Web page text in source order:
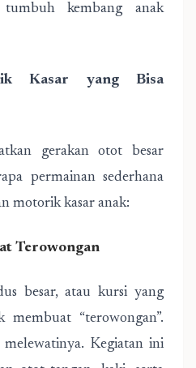
kembang anak
Kasar yang Bisa
gerakan otot besar
permainan sederhana
motorik kasar anak:
Terowongan
besar, atau kursi yang
“terowongan”.
Kegiatan ini